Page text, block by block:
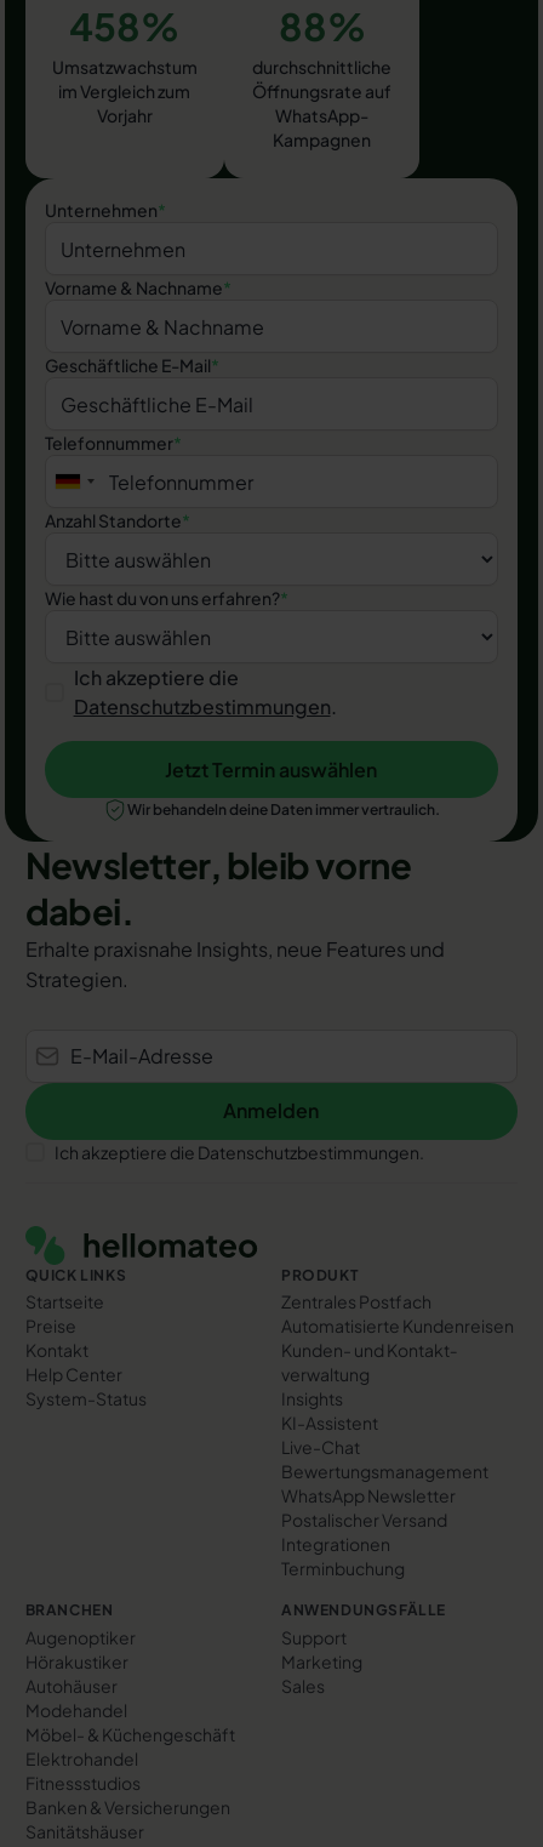
458%
Umsatzwachstum
im Vergleich zum
Vorjahr
88%
durchschnittliche
Öffnungsrate auf
WhatsApp-
Kampagnen
Unternehmen*
Vorname & Nachname*
Geschäftliche E-Mail*
Telefonnummer*
Anzahl Standorte*
Wie hast du von uns erfahren?*
Ich akzeptiere die
Datenschutzbestimmungen.
Jetzt Termin auswählen
Jetzt Termin auswählen
Wir behandeln deine Daten immer vertraulich.
Newsletter, bleib vorne
dabei.
Erhalte praxisnahe Insights, neue Features und
Strategien.
Anmelden
Anmelden
Ich akzeptiere die Datenschutzbestimmungen.
QUICK LINKS
Startseite
Preise
Kontakt
Help Center
System-Status
PRODUKT
Zentrales Postfach
Automatisierte Kundenreisen
Kunden- und Kontakt­
verwaltung
Insights
KI-Assistent
Live-Chat
Bewertungs­management
WhatsApp Newsletter
Postalischer Versand
Integrationen
Terminbuchung
BRANCHEN
Augenoptiker
Hörakustiker
Autohäuser
Modehandel
Möbel- & Küchengeschäft
Elektrohandel
Fitnessstudios
Banken & Versicherungen
Sanitätshäuser
ANWENDUNGSFÄLLE
Support
Marketing
Sales